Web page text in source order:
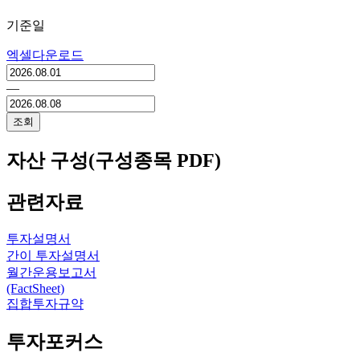
기준일
엑셀다운로드
―
조회
자산 구성(구성종목 PDF)
관련자료
투자설명서
간이 투자설명서
월간운용보고서
(FactSheet)
집합투자규약
투자포커스